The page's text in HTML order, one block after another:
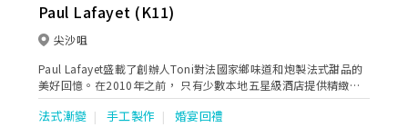
Paul Lafayet (K11)
尖沙咀
Paul Lafayet盛載了創辦人Toni對法國家鄉味道和炮製法式甜品的
美好回憶。在2010年之前， 只有少數本地五星級酒店提供精緻法
式甜品。Toni看準這個契機，在香港展開法式甜品業務，令更多人
欣賞到這種難能可貴的美點。
法式漸變 手工製作 婚宴回禮